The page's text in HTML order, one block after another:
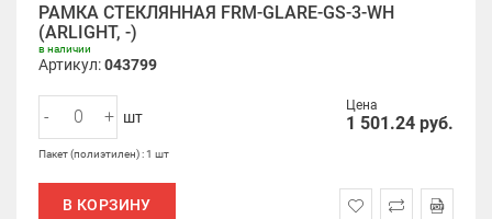
РАМКА СТЕКЛЯННАЯ FRM-GLARE-GS-3-WH
(ARLIGHT, -)
в наличии
Артикул:043799
Цена
1 501.24 руб.
- + шт
Пакет (полиэтилен) : 1 шт
В КОРЗИНУ